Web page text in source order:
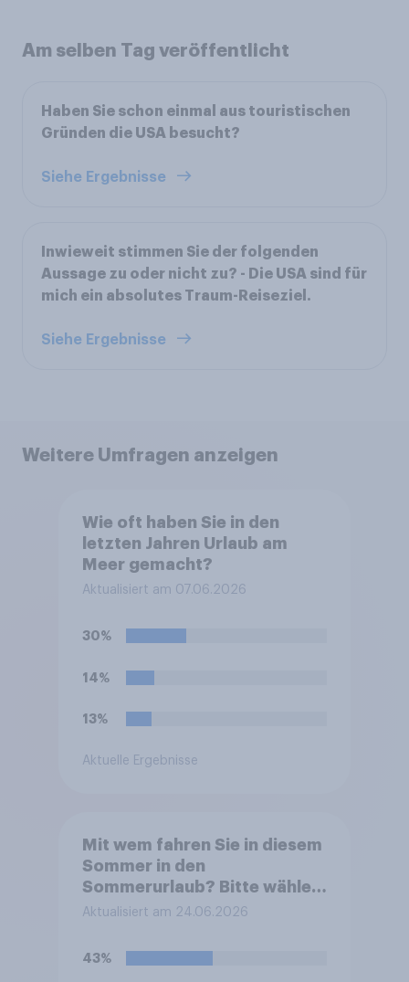
Am selben Tag veröffentlicht
Haben Sie schon einmal aus touristischen
Gründen die USA besucht?
Siehe Ergebnisse
Inwieweit stimmen Sie der folgenden
Aussage zu oder nicht zu? - Die USA sind für
mich ein absolutes Traum-Reiseziel.
Siehe Ergebnisse
Weitere Umfragen anzeigen
Wie oft haben Sie in den
letzten Jahren Urlaub am
Meer gemacht?
Aktualisiert am 07.06.2026
30%
14%
13%
Aktuelle Ergebnisse
Mit wem fahren Sie in diesem
Sommer in den
Sommerurlaub? Bitte wählen
Sie alle zutreffenden
Aktualisiert am 24.06.2026
43%